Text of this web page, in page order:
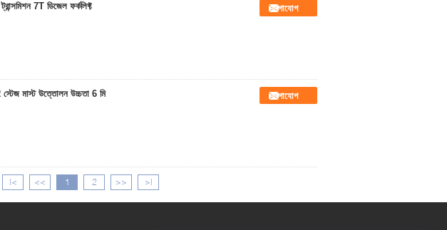
7T ডিজেল ফর্কলিফ্ট
যোগাযোগ
স্টেজ মাস্ট উত্তোলন উচ্চতা 6 মি
যোগাযোগ
|< << 1 2 >> >|